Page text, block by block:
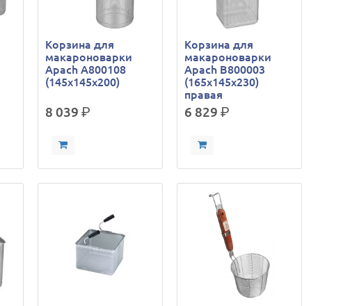
Корзина для
макароноварки
Apach A800108
(145х145х200)
8 039 р.
Корзина для
макароноварки
Apach B800003
(165х145х230)
правая
6 829 р.